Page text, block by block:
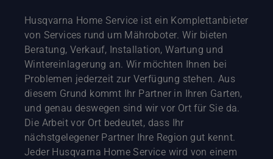
Husqvarna Home Service ist ein Komplettanbieter
von Services rund um Mähroboter. Wir bieten
Beratung, Verkauf, Installation, Wartung und
Wintereinlagerung an. Wir möchten Ihnen bei
Problemen jederzeit zur Verfügung stehen. Aus
diesem Grund kommt Ihr Partner in Ihren Garten,
und genau deswegen sind wir vor Ort für Sie da.
Die Arbeit vor Ort bedeutet, dass Ihr
nächstgelegener Partner Ihre Region gut kennt.
Jeder Husqvarna Home Service wird von einem